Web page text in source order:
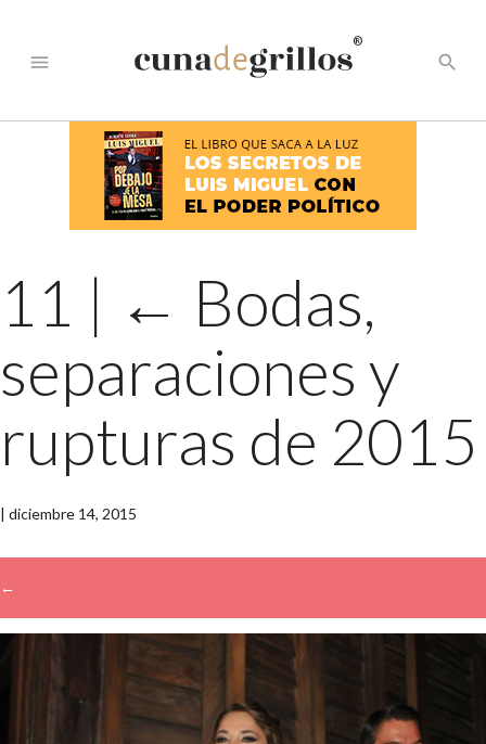
menu
®
search
11 | ← Bodas,
separaciones y
rupturas de 2015
| diciembre 14, 2015
←